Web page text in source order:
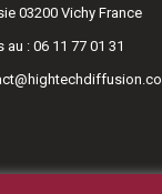
03200 Vichy France
au : 06 11 77 01 31